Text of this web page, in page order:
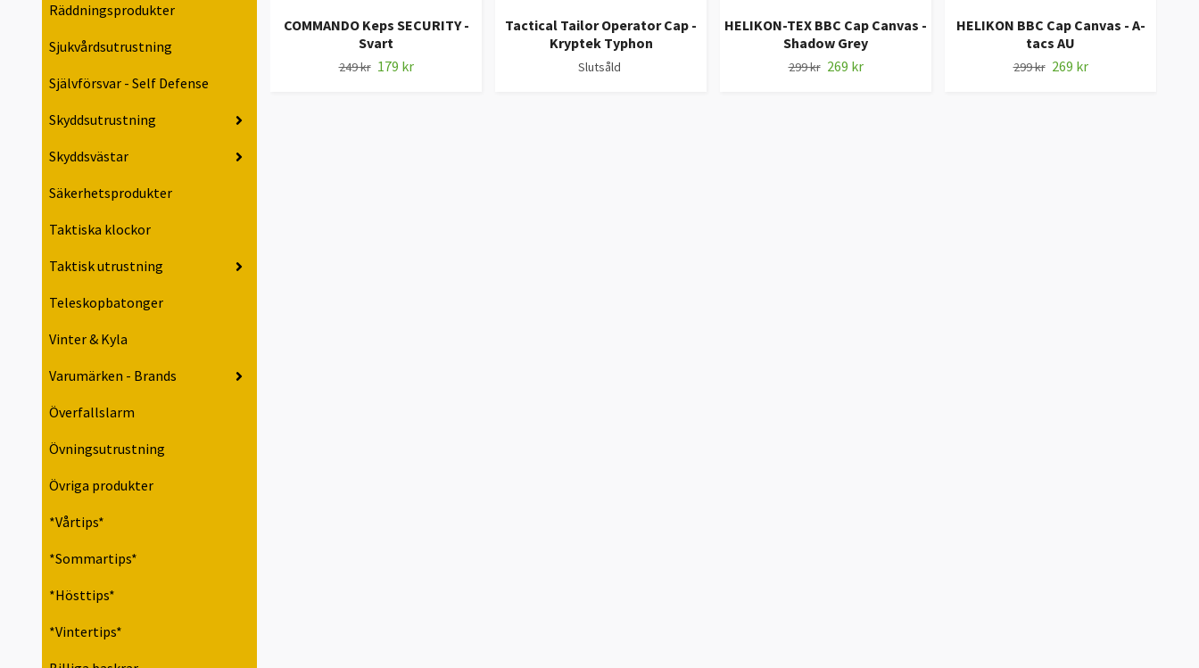
Räddningsprodukter
Sjukvårdsutrustning
Självförsvar - Self Defense
Skyddsutrustning
Skyddsvästar
Säkerhetsprodukter
Taktiska klockor
Taktisk utrustning
Teleskopbatonger
Vinter & Kyla
Varumärken - Brands
Överfallslarm
Övningsutrustning
Övriga produkter
*Vårtips*
*Sommartips*
*Hösttips*
*Vintertips*
COMMANDO Keps SECURITY -
Svart
249 kr 179 kr
Tactical Tailor Operator Cap -
Kryptek Typhon
Slutsåld
HELIKON-TEX BBC Cap Canvas -
Shadow Grey
299 kr 269 kr
HELIKON BBC Cap Canvas - A-
tacs AU
299 kr 269 kr